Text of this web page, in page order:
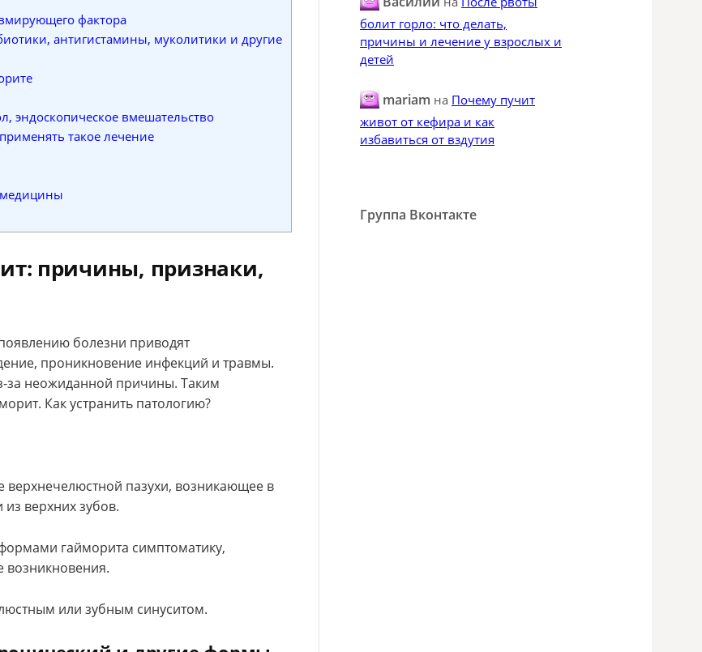
фактора
антигистамины, муколитики и другие
эндоскопическое вмешательство
такое лечение
медицины
причины, признаки,
болезни приводят
проникновение инфекций и травмы.
за неожиданной причины. Таким
Как устранить патологию?
пазухи, возникающее в
верхних зубов.
гайморита симптоматику,
возникновения.
или зубным синуситом.
болит горло: что делать,
причины и лечение у взрослых и
детей
mariam на Почему пучит
живот от кефира и как
избавиться от вздутия
Группа Вконтакте